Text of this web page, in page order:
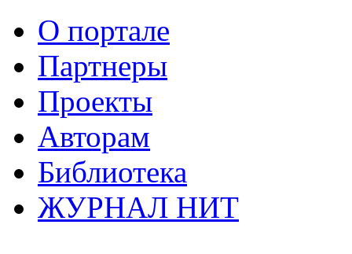
О портале
Партнеры
Проекты
Авторам
Библиотека
ЖУРНАЛ НИТ